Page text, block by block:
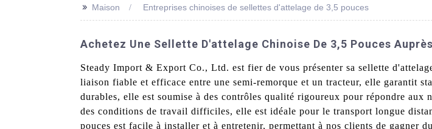
>> Maison Entreprises chinoises de sellettes d'attelage de 3,5 pouces
Achetez Une Sellette D'attelage Chinoise De 3,5 Pouces
Steady Import & Export Co., Ltd. est fier de vous présenter sa sellette
liaison fiable et efficace entre une semi-remorque et un tracteur, elle garantit
durables, elle est soumise à des contrôles qualité rigoureux pour répondre
des conditions de travail difficiles, elle est idéale pour le transport longue
pouces est facile à installer et à entretenir, permettant à nos clients de gagner